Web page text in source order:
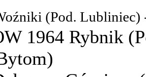
(Pod. Lubliniec)
1964 Rybnik